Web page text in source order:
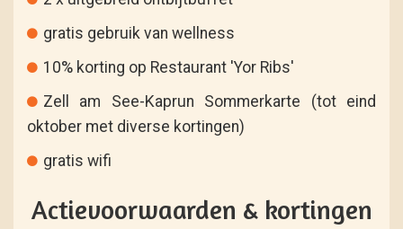
gratis gebruik van wellness
10% korting op Restaurant 'Yor Ribs'
Zell am See-Kaprun Sommerkarte (tot eind
oktober met diverse kortingen)
gratis wifi
Actievoorwaarden & kortingen